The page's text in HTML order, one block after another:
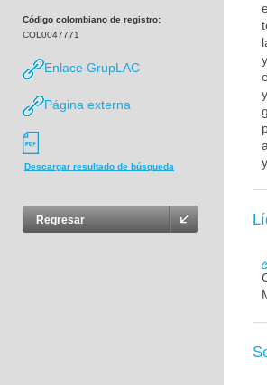
Código colombiano de registro:
COL0047771
Enlace GrupLAC
Página externa
Descargar resultado de búsqueda
Regresar